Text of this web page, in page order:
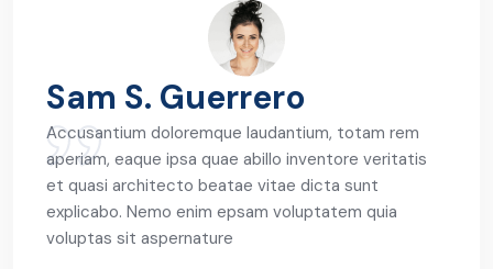
Sam S. Guerrero
Accusantium doloremque laudantium, totam rem
aperiam, eaque ipsa quae abillo inventore veritatis
et quasi architecto beatae vitae dicta sunt
explicabo. Nemo enim epsam voluptatem quia
voluptas sit aspernature